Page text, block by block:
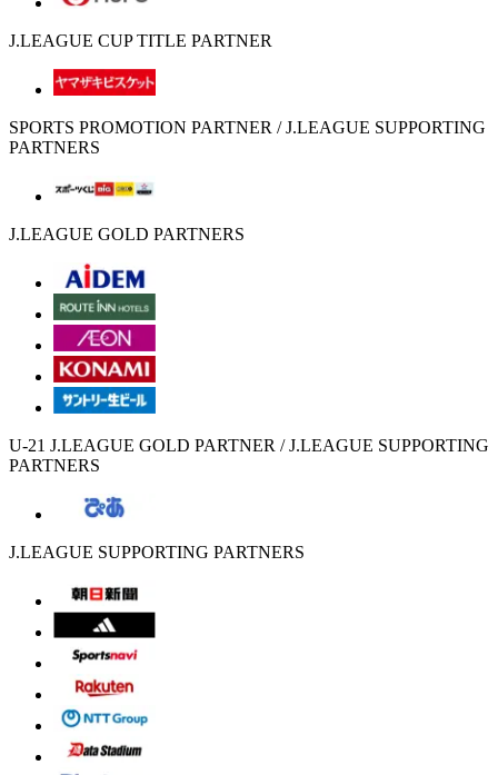
J.LEAGUE CUP TITLE PARTNER
SPORTS PROMOTION PARTNER / J.LEAGUE SUPPORTING
PARTNERS
J.LEAGUE GOLD PARTNERS
U-21 J.LEAGUE GOLD PARTNER / J.LEAGUE SUPPORTING
PARTNERS
J.LEAGUE SUPPORTING PARTNERS